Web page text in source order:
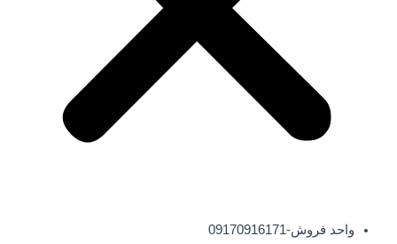
واحد فروش-09170916171